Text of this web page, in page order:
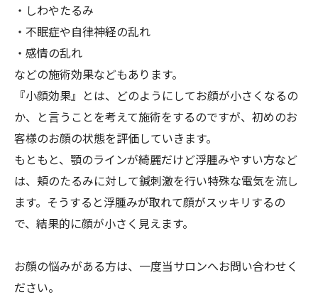
・しわやたるみ
・不眠症や自律神経の乱れ
・感情の乱れ
などの施術効果などもあります。
『小顔効果』とは、どのようにしてお顔が小さくなるの
か、と言うことを考えて施術をするのですが、初めのお
客様のお顔の状態を評価していきます。
もともと、顎のラインが綺麗だけど浮腫みやすい方など
は、頬のたるみに対して鍼刺激を行い特殊な電気を流し
ます。そうすると浮腫みが取れて顔がスッキリするの
で、結果的に顔が小さく見えます。
お顔の悩みがある方は、一度当サロンへお問い合わせく
ださい。